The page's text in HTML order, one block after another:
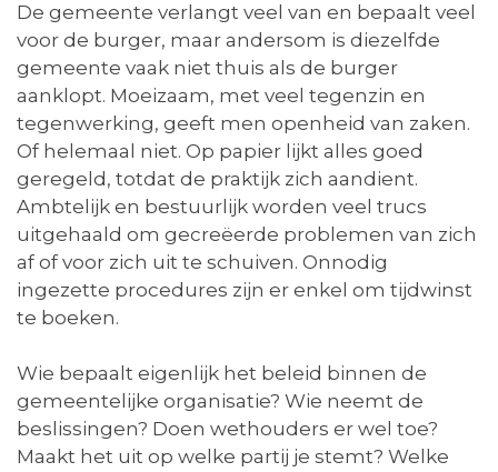
De gemeente verlangt veel van en bepaalt veel
voor de burger, maar andersom is diezelfde
gemeente vaak niet thuis als de burger
aanklopt. Moeizaam, met veel tegenzin en
tegenwerking, geeft men openheid van zaken.
Of helemaal niet. Op papier lijkt alles goed
geregeld, totdat de praktijk zich aandient.
Ambtelijk en bestuurlijk worden veel trucs
uitgehaald om gecreëerde problemen van zich
af of voor zich uit te schuiven. Onnodig
ingezette procedures zijn er enkel om tijdwinst
te boeken.
Wie bepaalt eigenlijk het beleid binnen de
gemeentelijke organisatie? Wie neemt de
beslissingen? Doen wethouders er wel toe?
Maakt het uit op welke partij je stemt? Welke